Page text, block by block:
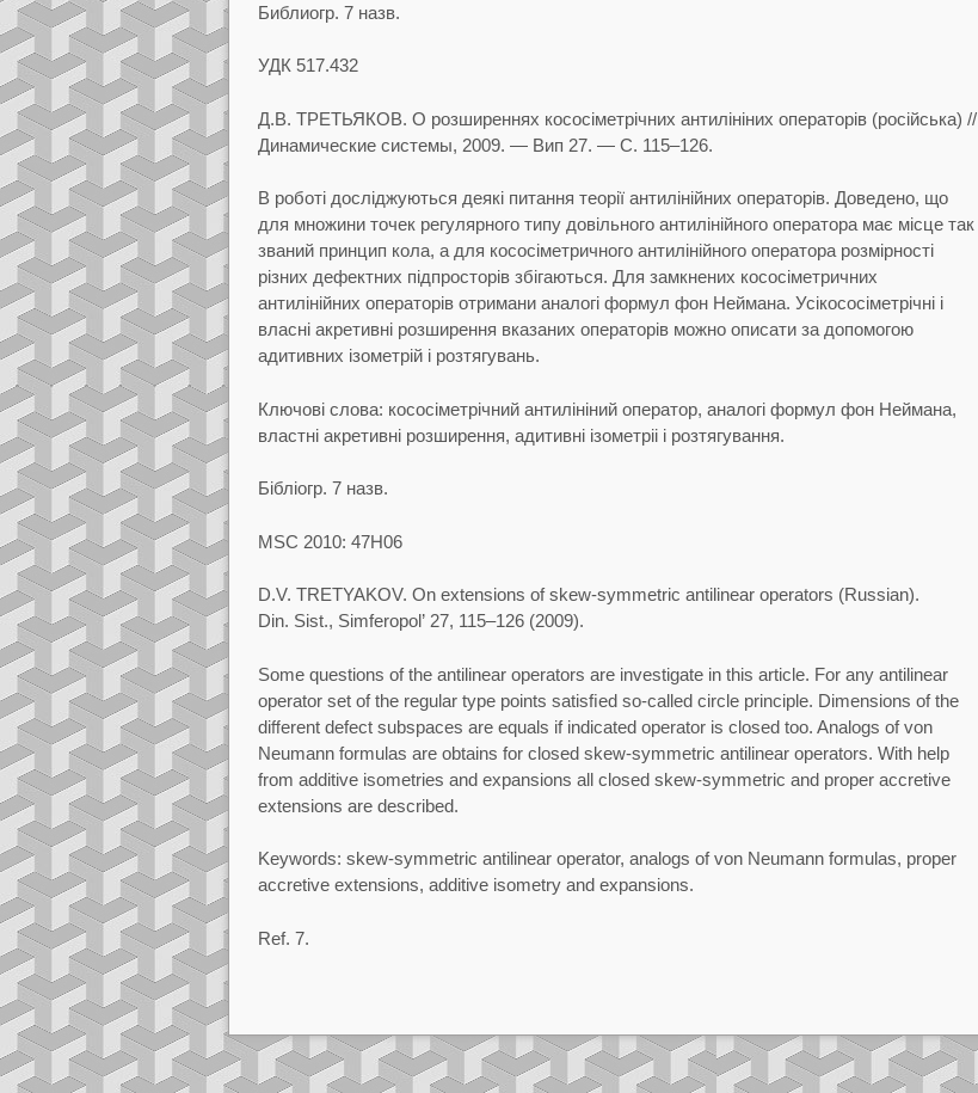
Библиогр. 7 назв.
УДК 517.432
Д.В. ТРЕТЬЯКОВ. О розширеннях кососiметрiчних антилiнiних операторiв (росiйська) //
Динамические системы, 2009. — Вип 27. — С. 115–126.
В роботi дослiджуються деякi питання теорiї антилiнiйних операторiв. Доведено, що
для множини точек регулярного типу довiльного антилiнiйного оператора має мiсце так
званий принцип кола, а для кососiметричного антилiнiйного оператора розмiрностi
рiзних дефектних пiдпросторiв збiгаються. Для замкнених кососiметричних
антилiнiйних операторiв отримани аналогi формул фон Неймана. Усiкососiметрiчнi i
власнi акретивнi розширення вказаних операторiв можно описати за допомогою
адитивних iзометрiй i розтягувань.
Ключовi слова: кососiметрiчний антилiнiний оператор, аналогi формул фон Неймана,
властнi акретивнi розширення, адитивнi iзометрii i розтягування.
Бiблiогр. 7 назв.
MSC 2010: 47H06
D.V. TRETYAKOV. On extensions of skew-symmetric antilinear operators (Russian).
Din. Sist., Simferopol’27, 115–126 (2009).
Some questions of the antilinear operators are investigate in this article. For any antilinear
operator set of the regular type points satisﬁed so-called circle principle. Dimensions of the
diﬀerent defect subspaces are equals if indicated operator is closed too. Analogs of von
Neumann formulas are obtains for closed skew-symmetric antilinear operators. With help
from additive isometries and expansions all closed skew-symmetric and proper accretive
extensions are described.
Keywords: skew-symmetric antilinear operator, analogs of von Neumann formulas, proper
accretive extensions, additive isometry and expansions.
Ref. 7.